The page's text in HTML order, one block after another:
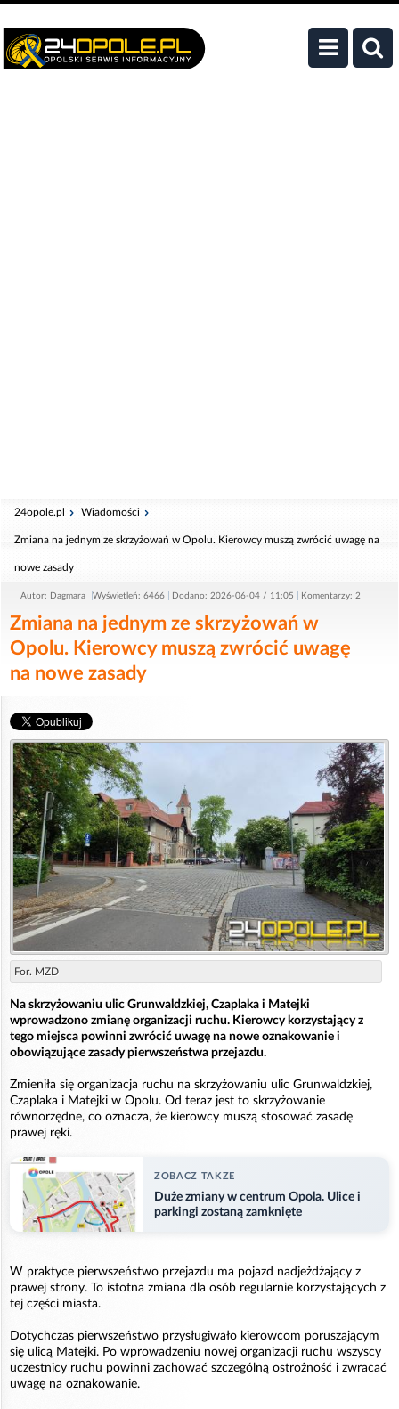
24opole.pl Wiadomości
Zmiana na jednym ze skrzyżowań w Opolu. Kierowcy muszą zwrócić uwagę na
nowe zasady
Autor: Dagmara Wyświetleń: 6466 Dodano: 2026-06-04 / 11:05 Komentarzy: 2
Zmiana na jednym ze skrzyżowań w
Opolu. Kierowcy muszą zwrócić uwagę
na nowe zasady
For. MZD
Na skrzyżowaniu ulic Grunwaldzkiej, Czaplaka i Matejki
wprowadzono zmianę organizacji ruchu. Kierowcy korzystający z
tego miejsca powinni zwrócić uwagę na nowe oznakowanie i
obowiązujące zasady pierwszeństwa przejazdu.
Zmieniła się organizacja ruchu na skrzyżowaniu ulic Grunwaldzkiej,
Czaplaka i Matejki w Opolu. Od teraz jest to skrzyżowanie
równorzędne, co oznacza, że kierowcy muszą stosować zasadę
prawej ręki.
ZOBACZ TAKZE
Duże zmiany w centrum Opola. Ulice i
parkingi zostaną zamknięte
W praktyce pierwszeństwo przejazdu ma pojazd nadjeżdżający z
prawej strony. To istotna zmiana dla osób regularnie korzystających z
tej części miasta.
Dotychczas pierwszeństwo przysługiwało kierowcom poruszającym
się ulicą Matejki. Po wprowadzeniu nowej organizacji ruchu wszyscy
uczestnicy ruchu powinni zachować szczególną ostrożność i zwracać
uwagę na oznakowanie.